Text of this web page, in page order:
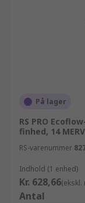
På lager
RS PRO
finhed, 14
RS-varenummer
Indhold (1 enhed)
Kr. 628,66(ekskl.
Antal